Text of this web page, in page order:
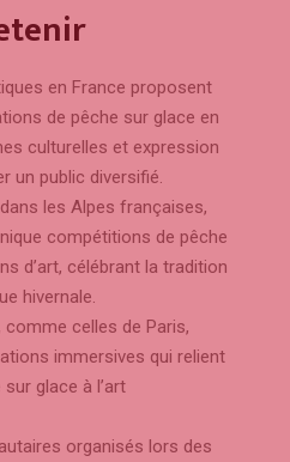
en France proposent
de pêche sur glace en
culturelles et expression
un public diversifié.
les Alpes françaises,
compétitions de pêche
d’art, célébrant la tradition
hivernale.
comme celles de Paris,
immersives qui relient
glace à l’art
organisés lors des